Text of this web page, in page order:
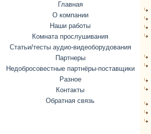
Главная
О компании
Наши работы
Комната прослушивания
Статьи/тесты аудио-видеоборудования
Партнеры
Недобросовестные партнёры-поставщики
Разное
Контакты
Обратная связь